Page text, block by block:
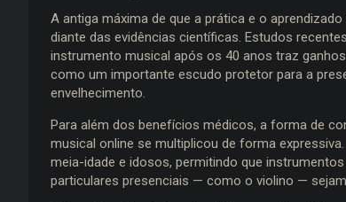
A antiga máxima de que a prática e o
diante das evidências científicas. Estudos
instrumento musical após os 40 anos traz
como um importante escudo protetor para a
envelhecimento.
Para além dos benefícios médicos, a forma de
musical online se multiplicou de forma
meia-idade e idosos, permitindo que
particulares presenciais — como o violino —